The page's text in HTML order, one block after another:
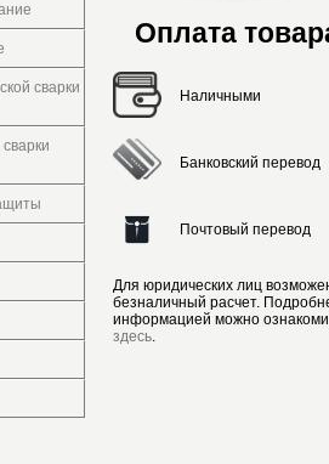
сварки
Оплата
Наличными
Банковский перевод
Почтовый перевод
Для юридических лиц
безналичный расчет.
информацией можно
здесь.